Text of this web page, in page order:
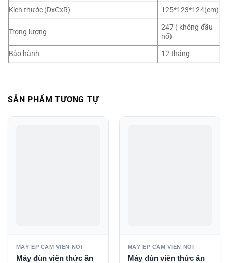
Kích thước (DxCxR)
125*123*124(cm)
Trọng lượng
247 ( không đầu
nổ)
Bảo hành
12 tháng
SẢN PHẨM TƯƠNG TỰ
MÁY ÉP CÁM VIÊN NỔI
Máy đùn viên thức ăn
MÁY ÉP CÁM VIÊN NỔI
Máy đùn viên thức ăn